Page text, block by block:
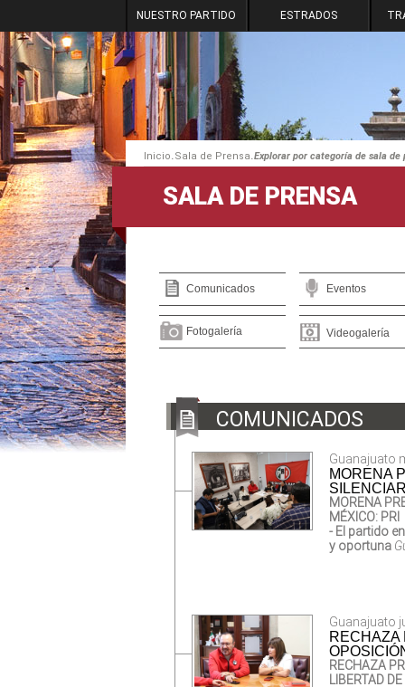
NUESTRO PARTIDO ESTRADOS
Inicio.Sala de Prensa.Explorar por categoría de sala de
SALA DE PRENSA
Comunicados Eventos
Fotogalería Videogalería
COMUNICADOS
Guanajuato
MORENA
MORENA
MÉXICO: PRI
- El partido
y oportuna
Guanajuato
RECHAZA
RECHAZA
LIBERTAD